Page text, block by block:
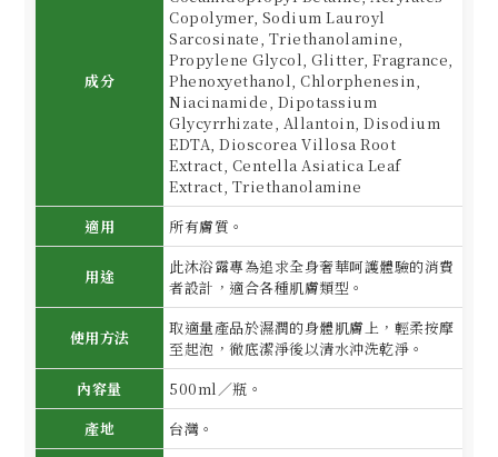
成分
Copolymer, Sodium Lauroyl
Sarcosinate, Triethanolamine,
Propylene Glycol, Glitter, Fragrance,
Phenoxyethanol, Chlorphenesin,
Niacinamide, Dipotassium
Glycyrrhizate, Allantoin, Disodium
EDTA, Dioscorea Villosa Root
Extract, Centella Asiatica Leaf
Extract, Triethanolamine
適用
所有膚質。
用途
此沐浴露專為追求全身奢華呵護體驗的消費
者設計，適合各種肌膚類型。
使用方法
取適量產品於濕潤的身體肌膚上，輕柔按摩
至起泡，徹底潔淨後以清水沖洗乾淨。
內容量
500ml／瓶。
產地
台灣。